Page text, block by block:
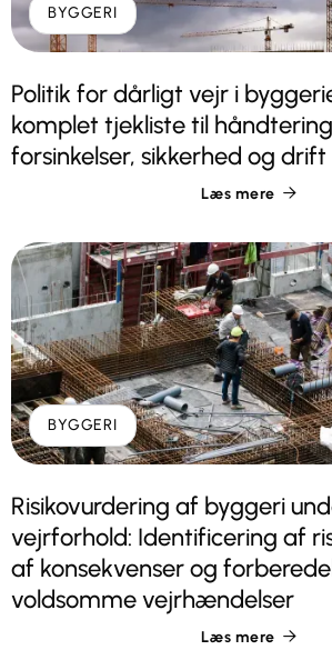
BYGGERI
Politik for dårligt vejr i
komplet tjekliste til
forsinkelser, sikkerhed og
Læs mere 
BYGGERI
Risikovurdering af byggeri
vejrforhold: Identificering af
af konsekvenser og
voldsomme vejrhændelser
Læs mere 